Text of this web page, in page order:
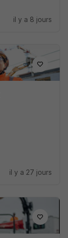
il y a 8 jours
il y a 27 jours